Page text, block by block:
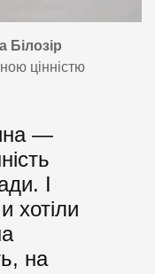
Білозір
цінністю
—
І
хотіли
на